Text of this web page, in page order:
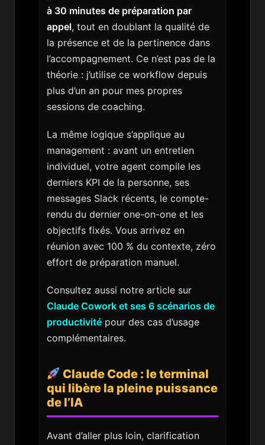
à 30 minutes de préparation par
appel, tout en doublant la qualité de
la présence et de la pertinence dans
l’accompagnement. Ce n’est pas de la
théorie : j’utilise ce workflow depuis
plus d’un an pour mes propres
sessions de coaching.
La même logique s’applique au
management : avant un entretien
individuel, votre agent compile les
derniers KPI de la personne, ses
messages Slack récents, le compte-
rendu du dernier one-on-one et les
objectifs fixés. Vous arrivez en
réunion avec 100 % du contexte, zéro
effort de préparation manuel.
Consultez aussi notre article sur
Claude Cowork et ses 6 scénarios de
productivité pour des cas d’usage
complémentaires.
Claude Code : le terminal
qui libère la pleine puissance
de l’IA
Avant d’aller plus loin, clarification